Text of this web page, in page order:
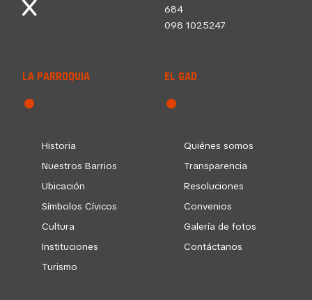
684
098 1025247
LA PARROQUIA
Historia
Nuestros Barrios
Ubicación
Símbolos Cívicos
Cultura
Instituciones
Turismo
EL GAD
Quiénes somos
Transparencia
Resoluciones
Convenios
Galería de fotos
Contáctanos